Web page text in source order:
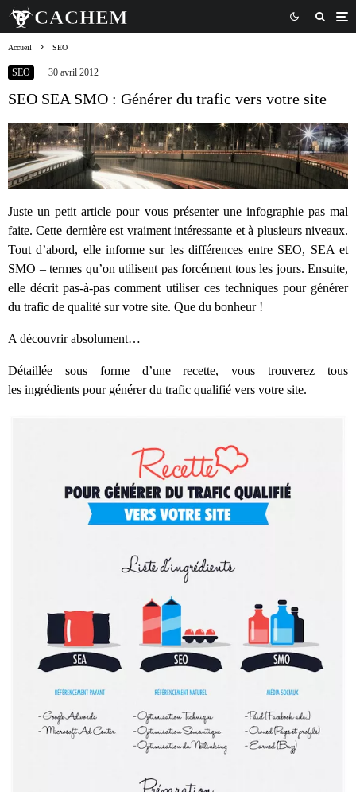
Accueil SEO
SEO · 30 avril 2012
SEO SEA SMO : Générer du trafic vers votre site
Juste un petit article pour vous présenter une infographie pas mal
faite. Cette dernière est vraiment intéressante et à plusieurs niveaux.
Tout d’abord, elle informe sur les différences entre SEO, SEA et
SMO – termes qu’on utilisent pas forcément tous les jours. Ensuite,
elle décrit pas-à-pas comment utiliser ces techniques pour générer
du trafic de qualité sur votre site. Que du bonheur !
A découvrir absolument…
Détaillée sous forme d’une recette, vous trouverez tous
les ingrédients pour générer du trafic qualifié vers votre site.